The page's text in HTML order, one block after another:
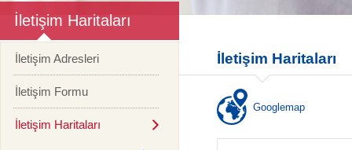
İletişim Haritaları
İletişim Adresleri
İletişim Formu
İletişim Haritaları
İletişim Haritaları
Googlemap